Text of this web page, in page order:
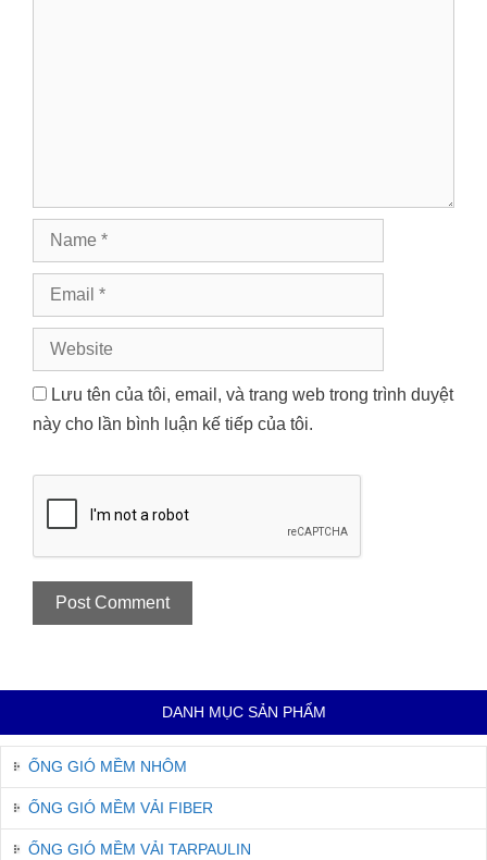
Name
Email
Website
Lưu tên của tôi, email, và trang web trong trình duyệt
này cho lần bình luận kế tiếp của tôi.
DANH MỤC SẢN PHẨM
ỐNG GIÓ MỀM NHÔM
ỐNG GIÓ MỀM VẢI FIBER
ỐNG GIÓ MỀM VẢI TARPAULIN